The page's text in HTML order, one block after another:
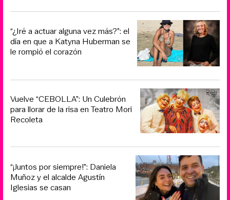
“¿Iré a actuar alguna vez más?”: el
día en que a Katyna Huberman se
le rompió el corazón
Vuelve “CEBOLLA”: Un Culebrón
para llorar de la risa en Teatro Mori
Recoleta
“¡Juntos por siempre!”: Daniela
Muñoz y el alcalde Agustín
Iglesias se casan